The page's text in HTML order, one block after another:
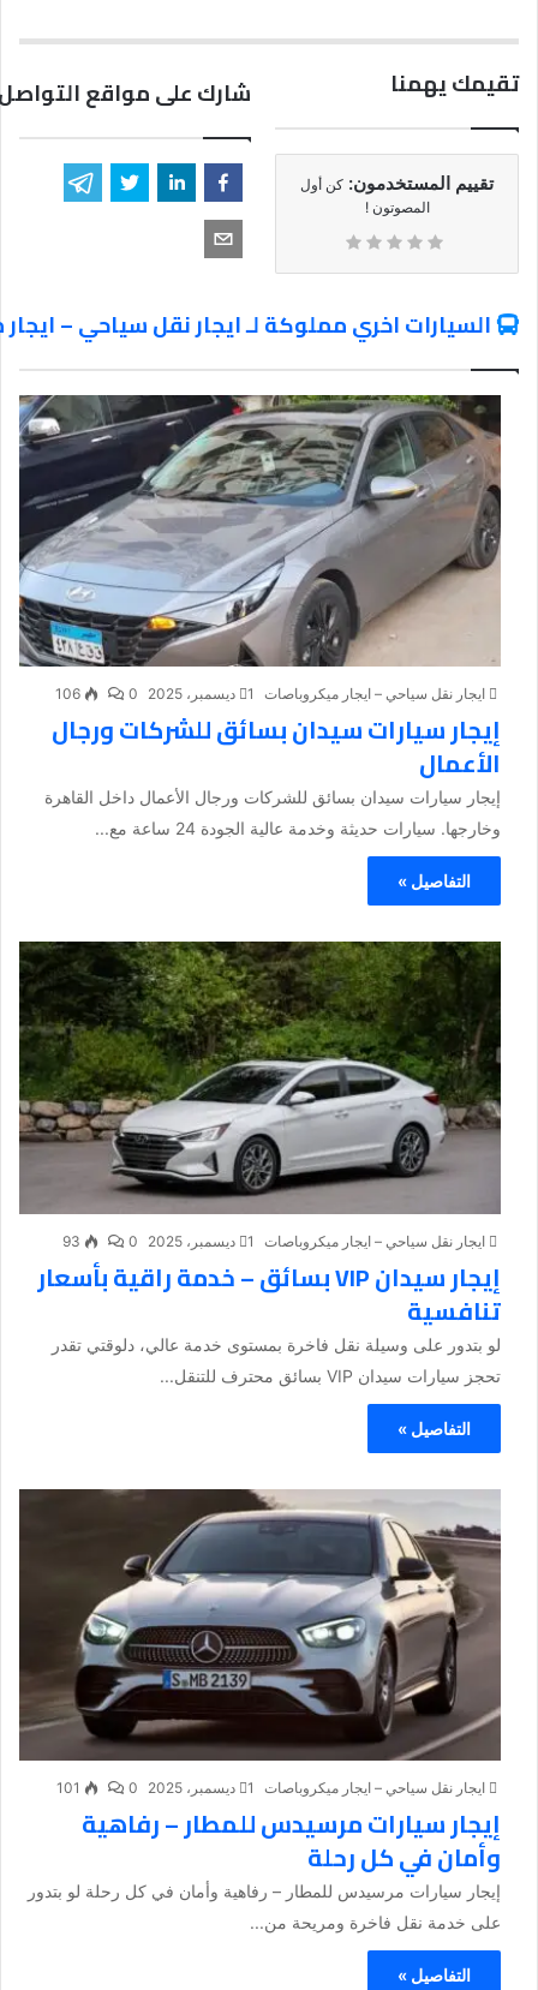
تقيمك يهمنا
تقييم المستخدمون: كن أول
المصوتون !
شارك على مواقع
السيارات اخري مملوكة لـ ايجار نقل سياحي –
ايجار نقل سياحي – ايجار ميكروباصات 1 ديسمبر، 2025 0
106
إيجار سيارات سيدان بسائق للشركات ورجال
الأعمال
إيجار سيارات سيدان بسائق للشركات ورجال الأعمال داخل القاهرة
وخارجها. سيارات حديثة وخدمة عالية الجودة 24 ساعة مع...
التفاصيل »
ايجار نقل سياحي – ايجار ميكروباصات 1 ديسمبر، 2025 0
93
إيجار سيدان VIP بسائق – خدمة راقية بأسعار
تنافسية
لو بتدور على وسيلة نقل فاخرة بمستوى خدمة عالي، دلوقتي تقدر
تحجز سيارات سيدان VIP بسائق محترف للتنقل...
التفاصيل »
ايجار نقل سياحي – ايجار ميكروباصات 1 ديسمبر، 2025 0
101
إيجار سيارات مرسيدس للمطار – رفاهية
وأمان في كل رحلة
إيجار سيارات مرسيدس للمطار – رفاهية وأمان في كل رحلة لو بتدور
على خدمة نقل فاخرة ومريحة من...
التفاصيل »